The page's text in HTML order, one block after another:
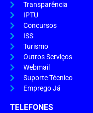
Transparência
IPTU
Concursos
ISS
Turismo
Outros Serviços
Webmail
Suporte Técnico
Emprego Já
TELEFONES